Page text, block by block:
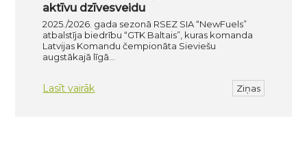
aktīvu dzīvesveidu
2025./2026. gada sezonā RSEZ SIA “NewFuels”
atbalstīja biedrību “GTK Baltais”, kuras komanda
Latvijas Komandu čempionāta Sieviešu
augstākajā līgā…
Lasīt vairāk Ziņas